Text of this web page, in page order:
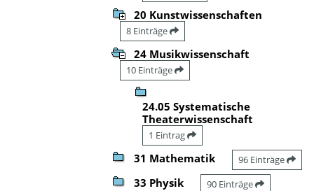
20 Kunstwissenschaften
8 Einträge
24 Musikwissenschaft
10 Einträge
24.05 Systematische
Theaterwissenschaft
1 Eintrag
31 Mathematik 96 Einträge
33 Physik 90 Einträge